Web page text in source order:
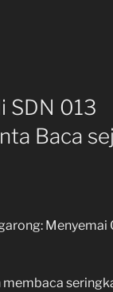
SDN 013
Baca
Menyemai
membaca